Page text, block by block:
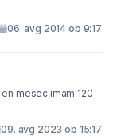
06. avg 2014 ob 9:17
mesec imam 120
09. avg 2023 ob 15:17